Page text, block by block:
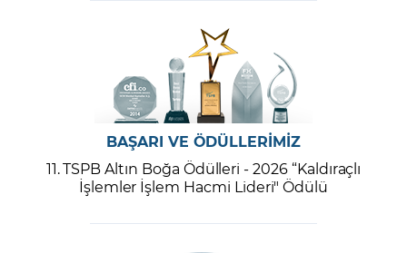
BAŞARI VE ÖDÜLLERİMİZ
11. TSPB Altın Boğa Ödülleri - 2026 “Kaldıraçlı
İşlemler İşlem Hacmi Lideri" Ödülü